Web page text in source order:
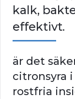
kalk,
effektivt.
är det
citronsyra
rostfria